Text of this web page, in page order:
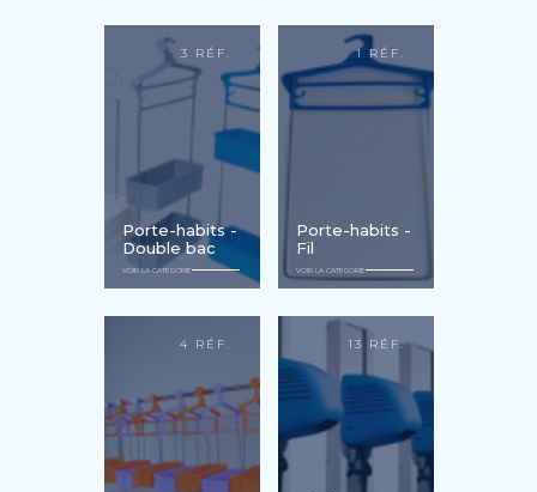
3 RÉF.
Porte-habits -
Double bac
VOIR LA CATÉGORIE
1 RÉF.
Porte-habits -
Fil
VOIR LA CATÉGORIE
4 RÉF. 13 RÉF.